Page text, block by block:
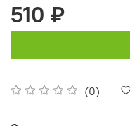
(0)
510 ₽